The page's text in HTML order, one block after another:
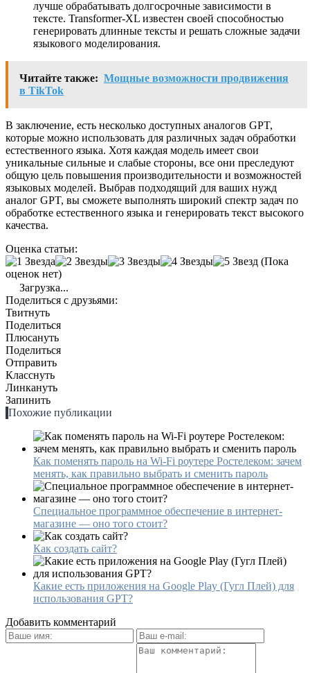
лучше обрабатывать долгосрочные зависимости в
тексте. Transformer-XL известен своей способностью
генерировать длинные тексты и решать сложные задачи
языкового моделирования.
Читайте также: Мощные возможности продвижения
в TikTok
В заключение, есть несколько доступных аналогов GPT,
которые можно использовать для различных задач обработки
естественного языка. Хотя каждая модель имеет свои
уникальные сильные и слабые стороны, все они преследуют
общую цель повышения производительности и возможностей
языковых моделей. Выбрав подходящий для ваших нужд
аналог GPT, вы сможете выполнять широкий спектр задач по
обработке естественного языка и генерировать текст высокого
качества.
Оценка статьи:
(Пока
оценок нет)
Загрузка...
Поделиться с друзьями:
Твитнуть
Поделиться
Плюсануть
Поделиться
Отправить
Класснуть
Линкануть
Запинить
Похожие публикации
Как поменять пароль на Wi-Fi роутере Ростелеком: зачем
менять, как правильно выбрать и сменить пароль
Специальное программное обеспечение в интернет-
магазине — оно того стоит?
Как создать сайт?
Какие есть приложения на Google Play (Гугл Плей) для
использования GPT?
Добавить комментарий